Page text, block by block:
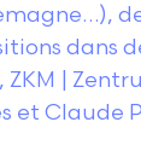
dans
|
et Claude